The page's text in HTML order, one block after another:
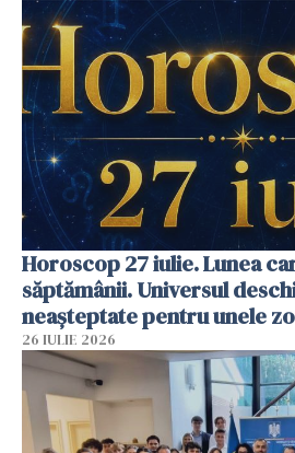
Horoscop 27 iulie. Lunea
săptămânii. Universul
neașteptate pentru unele
26 IULIE 2026